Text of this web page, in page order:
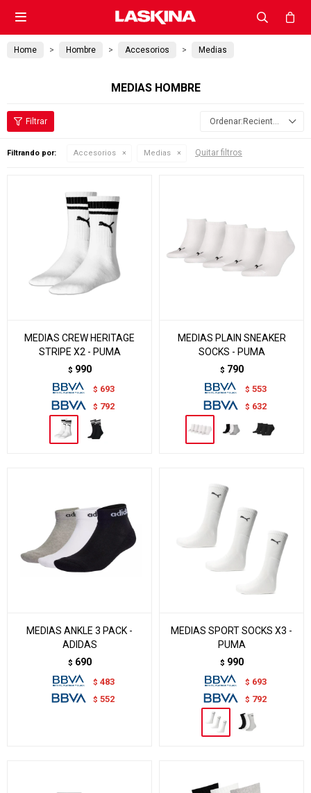

Home Hombre Accesorios Medias
MEDIAS HOMBRE
Recientes
Filtrando por: Accesorios Medias Quitar filtros
MEDIAS CREW HERITAGE
STRIPE X2 - PUMA
$ 990
$ 693
$ 792
MEDIAS PLAIN SNEAKER
SOCKS - PUMA
$ 790
$ 553
$ 632
MEDIAS ANKLE 3 PACK -
ADIDAS
$ 690
$ 483
$ 552
MEDIAS SPORT SOCKS X3 -
PUMA
$ 990
$ 693
$ 792